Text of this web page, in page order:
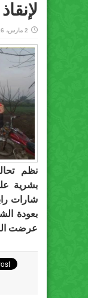
2 مارس، 2016
نظم
بشرية
شارات
بعودة
عرضت